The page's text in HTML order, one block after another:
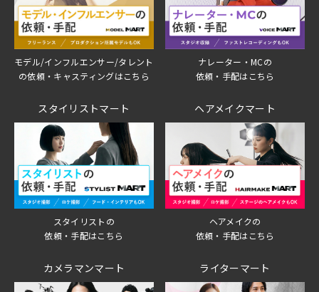
モデル/インフルエンサー/タレント
の依頼・キャスティングはこちら
ナレーター・MCの
依頼・手配はこちら
スタイリストマート
スタイリストの
依頼・手配はこちら
ヘアメイクマート
ヘアメイクの
依頼・手配はこちら
カメラマンマート ライターマート